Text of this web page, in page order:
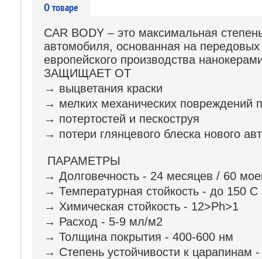
О товаре
CAR BODY – это максимальная
автомобиля, основанная на передовых
европейского производства
ЗАЩИЩАЕТ ОТ
→ выцветания краски
→ мелких механических повреждений
→ потертостей и пескоструя
→ потери глянцевого блеска нового
ПАРАМЕТРЫ
→ Долговечность - 24 месяцев / 60
→ Температурная стойкость - до 150 С
→ Химическая стойкость - 12>Ph>1
→ Расход - 5-9 мл/м2
→ Толщина покрытия - 400-600 нм
→ Степень устойчивости к царапинам